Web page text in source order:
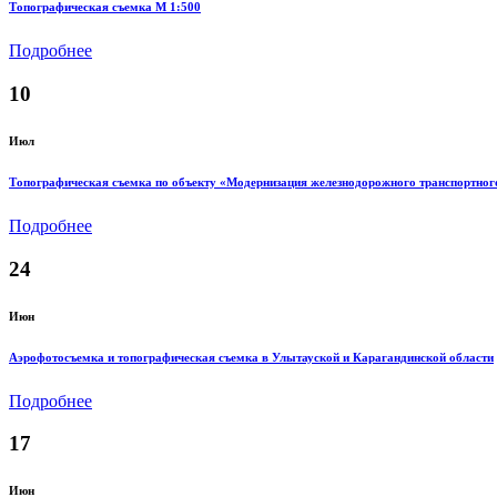
Топографическая съемка M 1:500
Подробнее
10
Июл
Топографическая съемка по объекту «Модернизация железнодорожного
Подробнее
24
Июн
Аэрофотосъемка и топографическая съемка в Улытауской и Карагандинской области
Подробнее
17
Июн